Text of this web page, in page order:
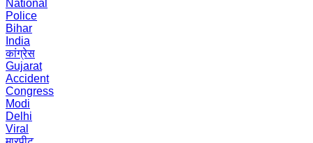
National
Police
Bihar
India
कांग्रेस
Gujarat
Accident
Congress
Modi
Delhi
Viral